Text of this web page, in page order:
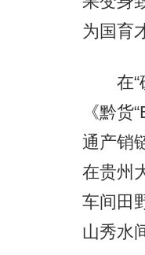
为国育
在“砺
《黔
通产销
在贵州
车间田
山秀水